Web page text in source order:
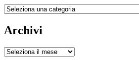
Articoli
categoria
Archivi
Archivi